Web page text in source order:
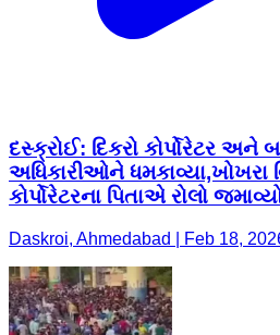
દસ્ક્રોઈ: દિકરો કોર્પોરેટર અને
અધિકારીઓને ધમકાવ્યા,ખોખરા
કોર્પોરેટરના પિતાએ રોલો
Daskroi, Ahmedabad | Feb 18,